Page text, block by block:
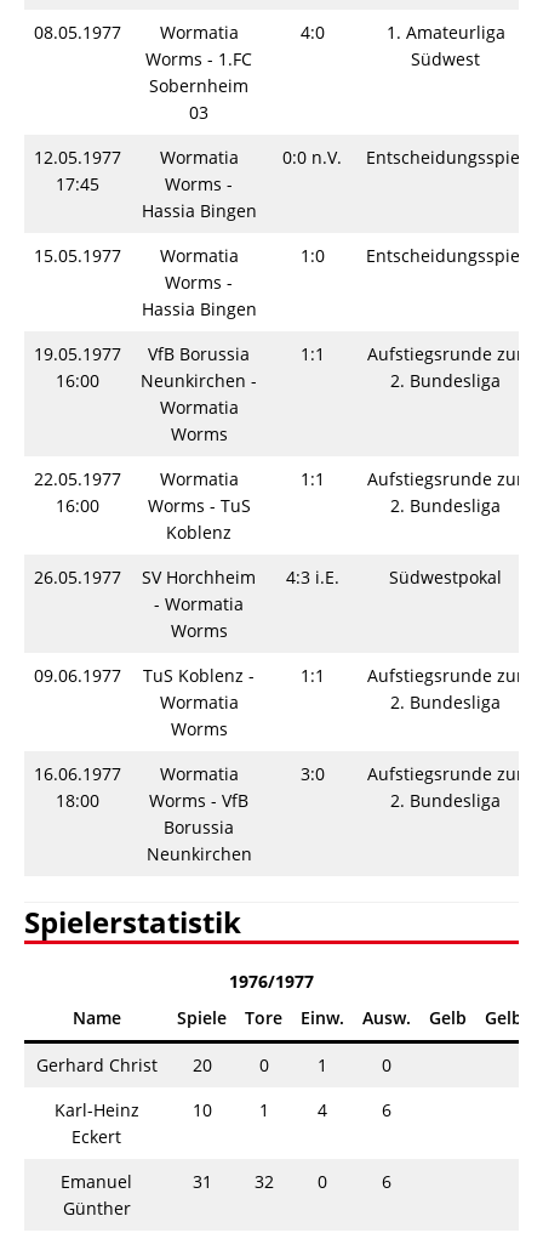
08.05.1977
Wormatia
Worms - 1.FC
Sobernheim
03
4:0
1. Amateurliga
Südwest
12.05.1977
17:45
Wormatia
Worms -
Hassia Bingen
0:0 n.V. Entscheidungsspiel
15.05.1977
Wormatia
Worms -
Hassia Bingen
1:0 Entscheidungsspiel
19.05.1977
16:00
VfB Borussia
Neunkirchen -
Wormatia
Worms
1:1
Aufstiegsrunde zur
2. Bundesliga
22.05.1977
16:00
Wormatia
Worms - TuS
Koblenz
1:1
Aufstiegsrunde zur
2. Bundesliga
26.05.1977
SV Horchheim
- Wormatia
Worms
4:3 i.E. Südwestpokal
09.06.1977
TuS Koblenz -
Wormatia
Worms
1:1
Aufstiegsrunde zur
2. Bundesliga
16.06.1977
18:00
Wormatia
Worms - VfB
Borussia
Neunkirchen
3:0
Aufstiegsrunde zur
2. Bundesliga
Spielerstatistik
1976/1977
Name
Spiele Tore Einw. Ausw. Gelb Gelb/
Gerhard Christ 20 0 1
0
Karl-Heinz
Eckert
10 1 4 6
Emanuel
Günther
31 32 0 6